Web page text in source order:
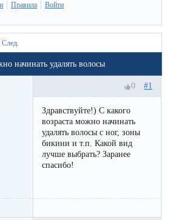
Правила Войти
След.
начинать удалять волосы
#1
0
Здравствуйте!) С какого
возраста можно начинать
удалять волосы с ног, зоны
бикини и т.п. Какой вид
лучше выбрать? Заранее
спасибо!